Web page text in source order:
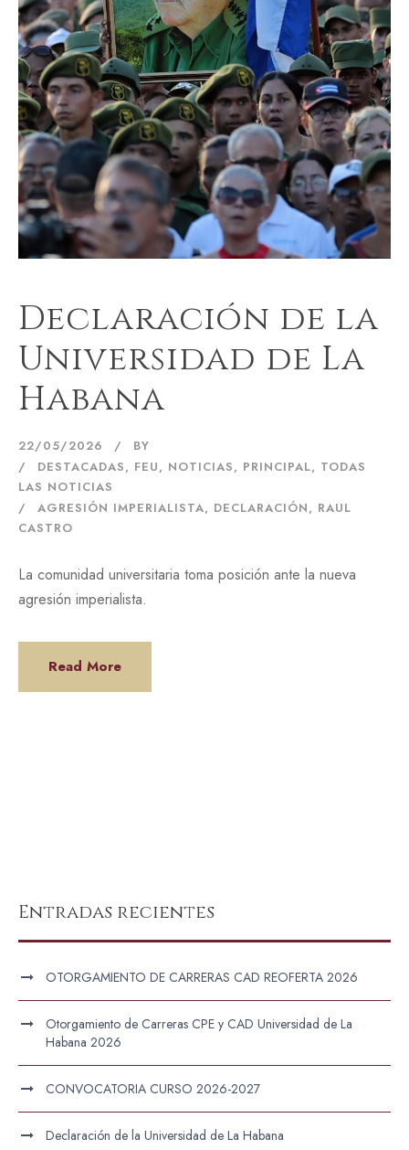
Declaración de la
Universidad de La
Habana
22/05/2026
BY
DESTACADAS, FEU, NOTICIAS, PRINCIPAL, TODAS
LAS NOTICIAS
AGRESIÓN IMPERIALISTA, DECLARACIÓN, RAUL
CASTRO
La comunidad universitaria toma posición ante la nueva
agresión imperialista.
Read More
Entradas recientes
OTORGAMIENTO DE CARRERAS CAD REOFERTA 2026
Otorgamiento de Carreras CPE y CAD Universidad de La
Habana 2026
CONVOCATORIA CURSO 2026-2027
Declaración de la Universidad de La Habana